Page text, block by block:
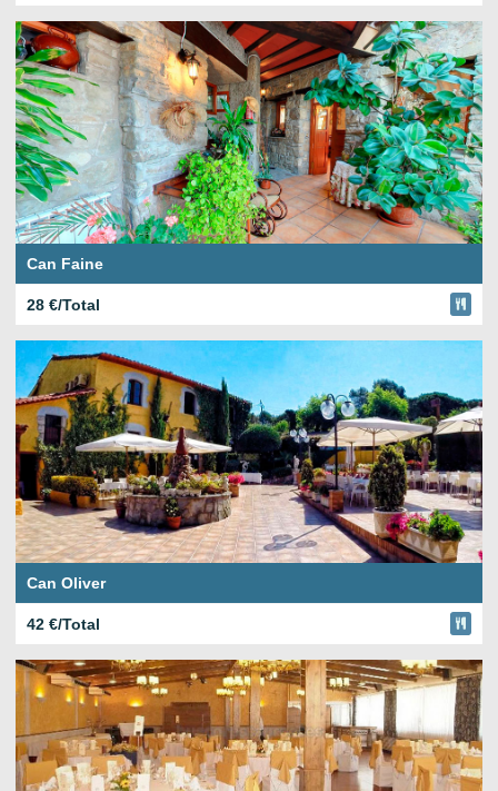
Can Faine
28 €/Total
Can Oliver
42 €/Total